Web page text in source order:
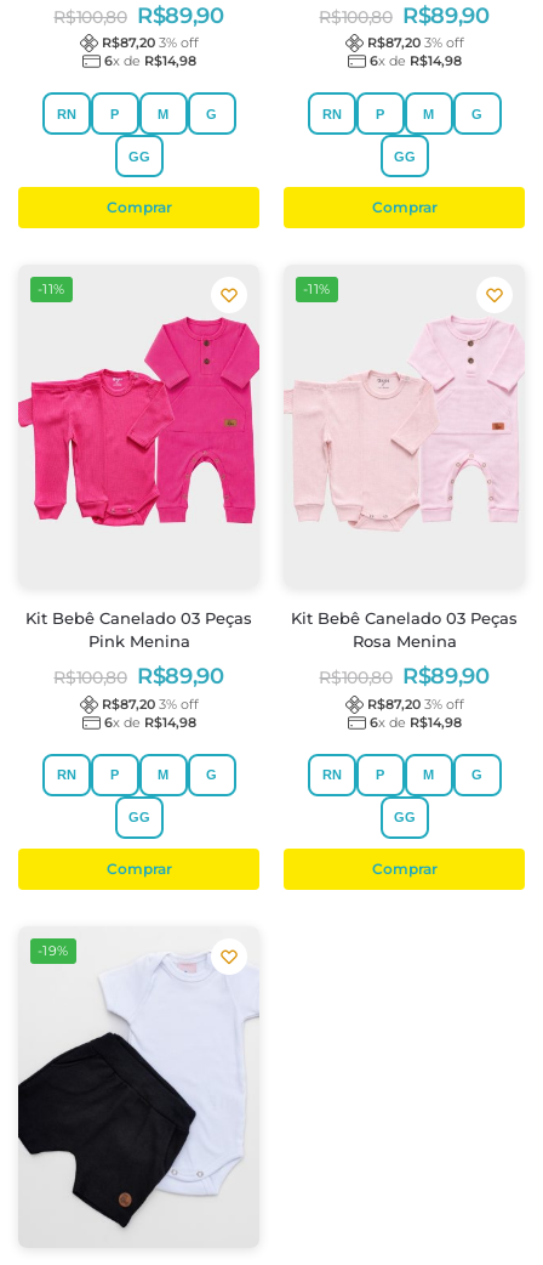
R$100,80 R$89,90
R$87,20 3% off
6x de R$14,98
RN P M G
GG
Comprar
R$100,80 R$89,90
R$87,20 3% off
6x de R$14,98
RN P M G
GG
Comprar
-11%
Kit Bebê Canelado 03 Peças
Pink Menina
R$100,80 R$89,90
R$87,20 3% off
6x de R$14,98
RN P M G
GG
Comprar
-11%
Kit Bebê Canelado 03 Peças
Rosa Menina
R$100,80 R$89,90
R$87,20 3% off
6x de R$14,98
RN P M G
GG
Comprar
-19%